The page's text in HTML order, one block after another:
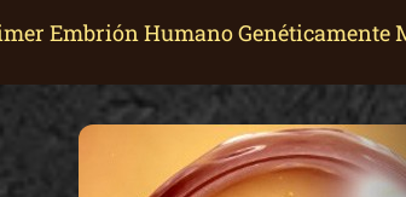
Embrión Humano Genéticamente